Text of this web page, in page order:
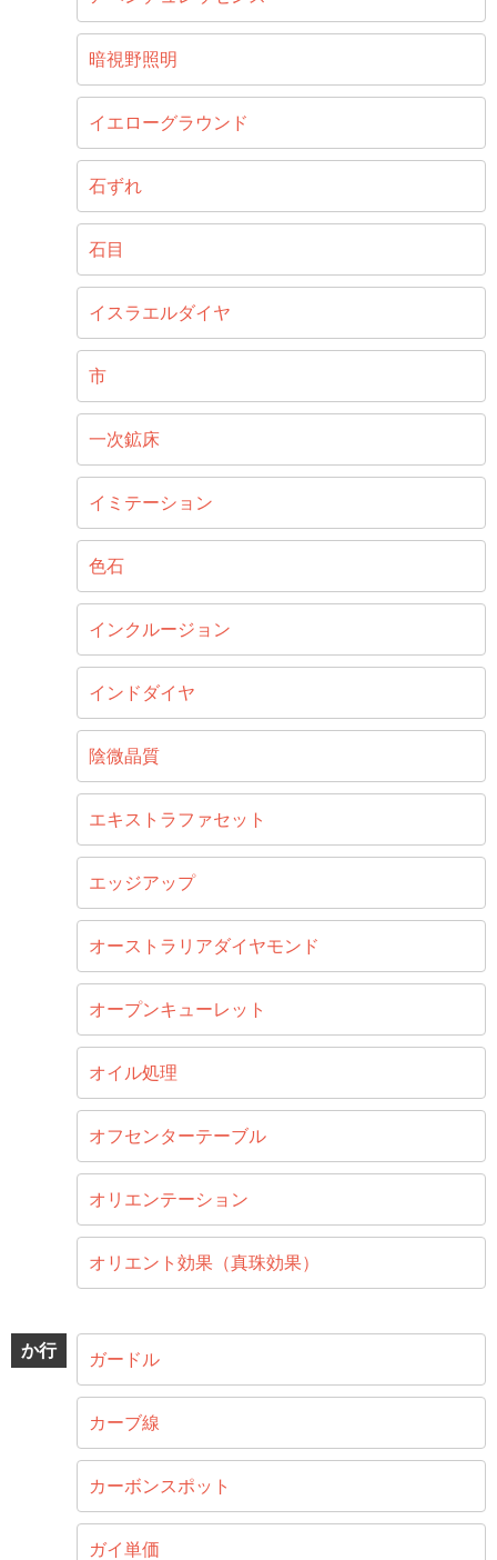
暗視野照明
イエローグラウンド
石ずれ
石目
イスラエルダイヤ
市
一次鉱床
イミテーション
色石
インクルージョン
インドダイヤ
陰微晶質
エキストラファセット
エッジアップ
オーストラリアダイヤモンド
オープンキューレット
オイル処理
オフセンターテーブル
オリエンテーション
オリエント効果（真珠効果）
か行 ガードル
カーブ線
カーボンスポット
ガイ単価